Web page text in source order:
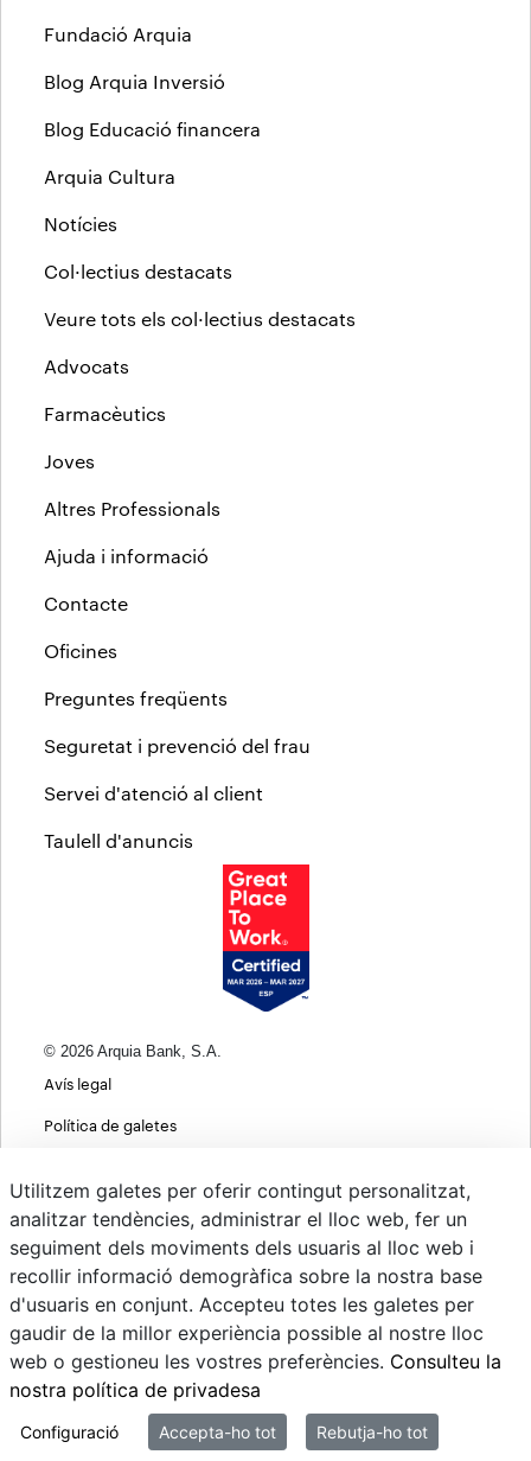
Fundació Arquia
Blog Arquia Inversió
Blog Educació financera
Arquia Cultura
Notícies
Col·lectius destacats
Veure tots els col·lectius destacats
Advocats
Farmacèutics
Joves
Altres Professionals
Ajuda i informació
Contacte
Oficines
Preguntes freqüents
Seguretat i prevenció del frau
Servei d'atenció al client
Taulell d'anuncis
© 2026 Arquia Bank, S.A.
Avís legal
Política de galetes
Política de privacitat web
MIFID
Psd22
Canvi de Divises
Sistema intern d'informació
Utilitzem galetes per oferir contingut personalitzat,
analitzar tendències, administrar el lloc web, fer un
seguiment dels moviments dels usuaris al lloc web i
recollir informació demogràfica sobre la nostra base
d'usuaris en conjunt. Accepteu totes les galetes per
gaudir de la millor experiència possible al nostre lloc
web o gestioneu les vostres preferències. Consulteu la
nostra política de privadesa
Configuració Accepta-ho tot Rebutja-ho tot